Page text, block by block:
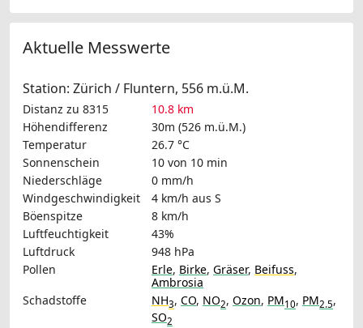
Aktuelle Messwerte
Station: Zürich / Fluntern, 556 m.ü.M.
Distanz zu 8315
10.8 km
Höhendifferenz
30m (526 m.ü.M.)
Temperatur
26.7 °C
Sonnenschein
10 von 10 min
Niederschläge
0 mm/h
Windgeschwindigkeit
4 km/h aus S
Böenspitze
8 km/h
Luftfeuchtigkeit
43%
Luftdruck
948 hPa
Pollen
Erle, Birke, Gräser, Beifuss,
Ambrosia
Schadstoffe
NH3, CO, NO2, Ozon, PM10, PM2.5,
SO2